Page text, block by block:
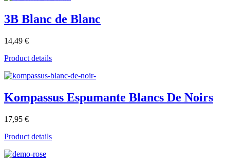
3B Blanc de Blanc
14,49 €
Product details
Kompassus Espumante Blancs De Noirs
17,95 €
Product details